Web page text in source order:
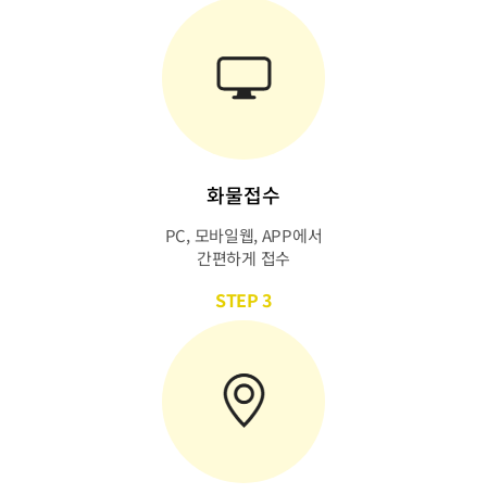
화물접수
PC, 모바일웹, APP에서
간편하게 접수
STEP 3